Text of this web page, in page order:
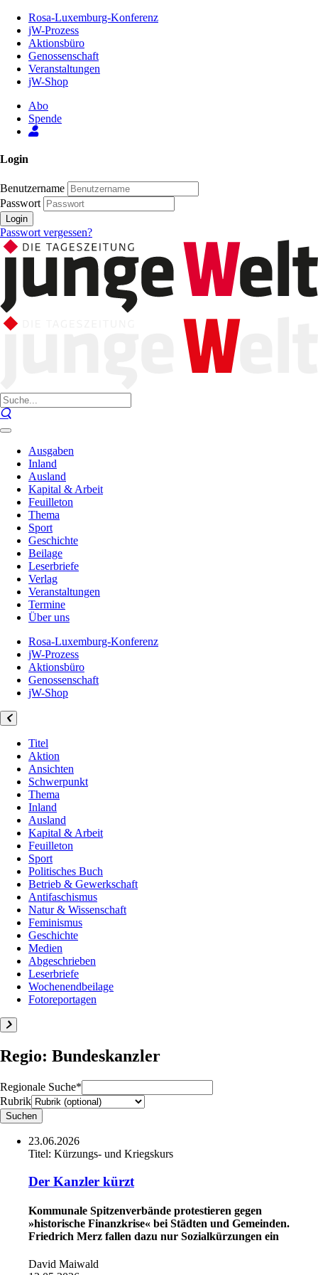
Inhalt
Seite
Rosa-Luxemburg-Konferenz
jW-Prozess
Aktionsbüro
Genossenschaft
Veranstaltungen
jW-Shop
Abo
Spende
Login
Benutzername
Passwort
Login
Passwort vergessen?
Ausgaben
Inland
Ausland
Kapital & Arbeit
Feuilleton
Thema
Sport
Geschichte
Beilage
Leserbriefe
Verlag
Veranstaltungen
Termine
Über uns
Rosa-Luxemburg-Konferenz
jW-Prozess
Aktionsbüro
Genossenschaft
jW-Shop
Titel
Aktion
Ansichten
Schwerpunkt
Thema
Inland
Ausland
Kapital & Arbeit
Feuilleton
Sport
Politisches Buch
Betrieb & Gewerkschaft
Antifaschismus
Natur & Wissenschaft
Feminismus
Geschichte
Medien
Abgeschrieben
Leserbriefe
Wochenendbeilage
Fotoreportagen
Regio: Bundeskanzler
Regionale Suche*
Rubrik
23.06.2026
Titel: Kürzungs- und Kriegskurs
Der Kanzler kürzt
Kommunale Spitzenverbände protestieren gegen
»historische Finanzkrise« bei Städten und Gemeinden.
Friedrich Merz fallen dazu nur Sozialkürzungen ein
David Maiwald